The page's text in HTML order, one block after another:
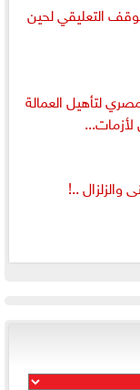
التعليقي لحين
لتأهيل العمالة
لأزمات...
والزلزال ..!